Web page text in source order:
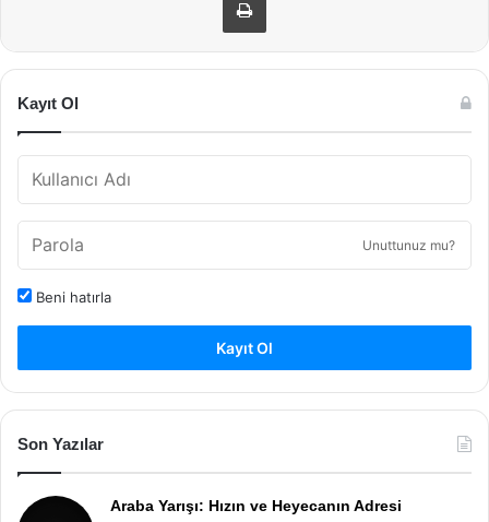
Kayıt Ol
Unuttunuz mu?
Beni hatırla
Kayıt Ol
Son Yazılar
Araba Yarışı: Hızın ve Heyecanın Adresi